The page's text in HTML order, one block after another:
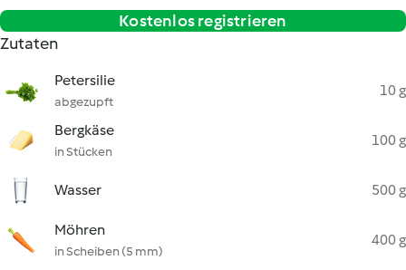
Kostenlos registrieren
Zutaten
Petersilie
abgezupft
10 g
Bergkäse
in Stücken
100 g
Wasser 500 g
Möhren
in Scheiben (5 mm)
400 g